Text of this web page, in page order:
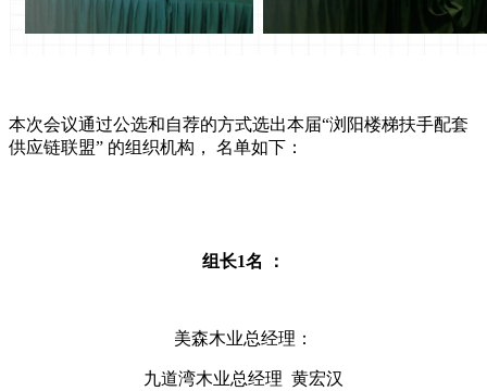
本次会议通过公选和自荐的方式选出本届“浏阳楼梯扶手配套
供应链联盟” 的组织机构， 名单如下：
组长1名 ：
美森木业总经理：
九道湾木业总经理 黄宏汉